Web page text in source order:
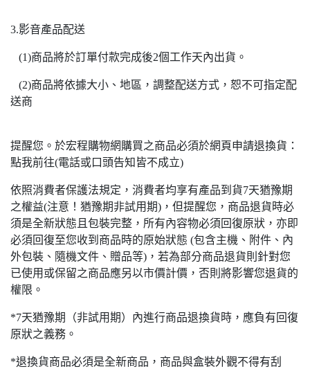
3.影音產品配送
(1)商品將於訂單付款完成後2個工作天內出貨。
(2)商品將依據大小、地區，調整配送方式，恕不可指定配
送商
提醒您。於宏程購物網購買之商品必須於網頁申請退換貨：
點我前往(電話或口頭告知皆不成立)
依照消費者保護法規定，消費者均享有產品到貨7天猶豫期
之權益(注意！猶豫期非試用期)，但提醒您，商品退貨時必
須是全新狀態且包裝完整，所有內容物必須回復原狀，亦即
必須回復至您收到商品時的原始狀態 (包含主機、附件、內
外包裝、隨機文件、贈品等)，若為部分商品退貨則針對您
已使用或保留之商品應另以市價計價，否則將影響您退貨的
權限。
*7天猶豫期（非試用期）內進行商品退換貨時，應負有回復
原狀之義務。
*退換貨商品必須是全新商品，商品與盒裝外觀不得有刮